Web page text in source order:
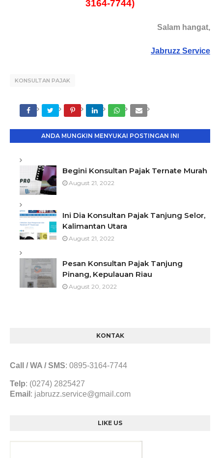
3164-7744)
Salam hangat,
Jabruzz Service
KONSULTAN PAJAK
ANDA MUNGKIN MENYUKAI POSTINGAN INI
Begini Konsultan Pajak Ternate Murah
August 21, 2022
Ini Dia Konsultan Pajak Tanjung Selor,
Kalimantan Utara
August 21, 2022
Pesan Konsultan Pajak Tanjung
Pinang, Kepulauan Riau
August 20, 2022
KONTAK
Call / WA / SMS: 0895-3164-7744
Telp: (0274) 2825427
Email : jabruzz.service@gmail.com
LIKE US